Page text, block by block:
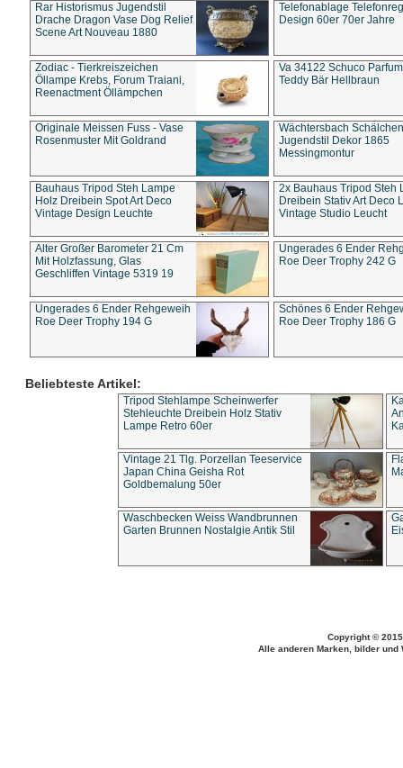
Rar Historismus Jugendstil
Drache Dragon Vase Dog Relief
Scene Art Nouveau 1880
Telefonablage
Design 60er 70er Jahre
Zodiac - Tierkreiszeichen
Öllampe Krebs, Forum Traiani,
Reenactment Öllämpchen
Va 34122 Schuco
Teddy Bär Hellbraun
Originale Meissen Fuss - Vase
Rosenmuster Mit Goldrand
Wächtersbach Schälchen
Jugendstil Dekor 1865
Messingmontur
Bauhaus Tripod Steh Lampe
Holz Dreibein Spot Art Deco
Vintage Design Leuchte
2x Bauhaus Tripod Steh
Dreibein Stativ Art Deco
Vintage Studio Leucht
Alter Großer Barometer 21 Cm
Mit Holzfassung, Glas
Geschliffen Vintage 5319 19
Ungerades 6 Ender
Roe Deer Trophy 242 G
Ungerades 6 Ender Rehgeweih
Roe Deer Trophy 194 G
Schönes 6 Ender
Roe Deer Trophy 186 G
Beliebteste Artikel:
Tripod Stehlampe Scheinwerfer
Stehleuchte Dreibein Holz Stativ
Lampe Retro 60er
Vintage 21 Tlg. Porzellan Teeservice
Japan China Geisha Rot
Goldbemalung 50er
Waschbecken Weiss Wandbrunnen
Garten Brunnen Nostalgie Antik Stil
Copyright ©
Alle anderen Marken, bilder und